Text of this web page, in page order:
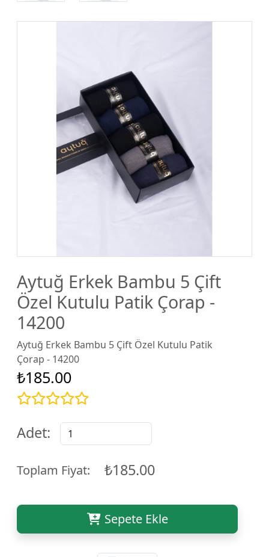
Aytuğ Erkek Bambu 5 Çift
Özel Kutulu Patik Çorap -
14200
Aytuğ Erkek Bambu 5 Çift Özel Kutulu Patik
Çorap - 14200
₺185.00
Adet:
Toplam Fiyat: ₺185.00
Sepete Ekle